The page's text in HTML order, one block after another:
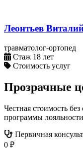
Леонтьев
травматолог-ортопед
Стаж 18 лет
Стоимость услуг
Прозрачные
Честная стоимость
программы лояльности
Первичная
0 ₽